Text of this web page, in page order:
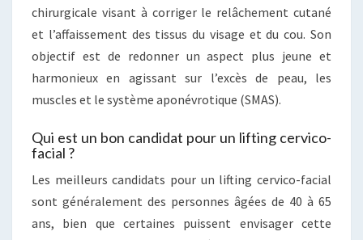
chirurgicale visant à corriger le relâchement cutané
et l’affaissement des tissus du visage et du cou. Son
objectif est de redonner un aspect plus jeune et
harmonieux en agissant sur l’excès de peau, les
muscles et le système aponévrotique (SMAS).
Qui est un bon candidat pour un lifting cervico-
facial ?
Les meilleurs candidats pour un lifting cervico-facial
sont généralement des personnes âgées de 40 à 65
ans, bien que certaines puissent envisager cette